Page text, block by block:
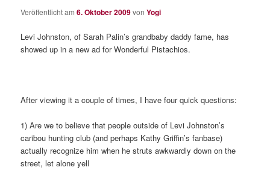
Veröffentlicht am6. Oktober 2009vonYogi
Levi Johnston, of Sarah Palin’s grandbaby daddy fame, has
showed up in a new ad for Wonderful Pistachios.
After viewing it a couple of times, I have four quick questions:
1) Are we to believe that people outside of Levi Johnston’s
caribou hunting club (and perhaps Kathy Griffin’s fanbase)
actually recognize him when he struts awkwardly down on the
street, let alone yell